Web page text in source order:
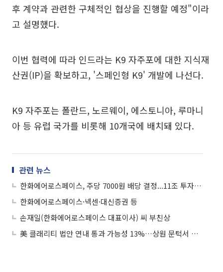
후 계약과 관련한 구체적인 협상을 진행할 예정"이라
고 설명했다.
이번 협력에 따라 인드라는 K9 자주포에 대한 지식재
산권(IP)을 확보하고, '스페인형 K9' 개발에 나선다.
K9 자주포는 폴란드, 노르웨이, 에스토니아, 루마니
아 등 유럽 국가를 비롯해 10개국에 배치돼 있다.
관련 뉴스
한화에어로스페이스, 주당 7000원 배당 결정...11조 투자 계획도 밝혀
한화에어로스페이스·넥센·대신증권 등
손재일(한화에어로스페이스 대표이사) 씨 부친상
美 클래리티 법안 연내 통과 가능성 13%…상원 문턱서 제동